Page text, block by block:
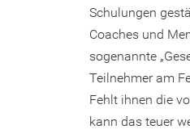
Schulungen
Coaches und
sogenannte
Teilnehmer am
Fehlt ihnen die
kann das teuer